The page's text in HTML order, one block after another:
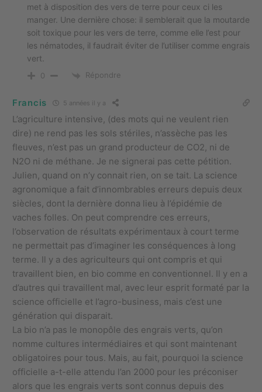
met à disposition des vers de terre pour ceux ci les
manger. Une dernière chose: il semblerait que la moutarde
soit toxique pour les vers de terre, comme elle l’est pour
les nématodes, il faudrait éviter de l’utiliser comme engrais
vert.
0 Répondre
Francis 5 années il y a
L’agriculture intensive, (des mots qui ne veulent rien
dire) ne rend pas les sols stériles, n’assèche pas les
fleuves, n’est pas un grand producteur de CO2, ni de
N2O ni de méthane. Je ne signerai pas cette pétition.
Julien, quand on n’y connait rien, on se tait. La science
agronomique a fait d’innombrables erreurs depuis deux
siècles, dont la dernière donna lieu à l’épidémie de
vaches folles. On peut comprendre ces erreurs,
l’observation de résultats expérimentaux à court terme
ne permettait pas d’imaginer les conséquences à long
terme. Il y a des agriculteurs qui ont compris et qui
travaillent bien, en bio comme en conventionnel. Il y en a
d’autres qui travaillent mal, avec leur esprit formaté par la
science officielle et l’agro-business, mais c’est une
génération qui disparait.
La bio n’a pas le monopôle des engrais verts, qu’on
nomme cultures intermédiaires et qui sont maintenant
obligatoires pour tous. Mais, au fait, pourquoi la science
officielle a-t-elle attendu l’an 2000 pour les préconiser
alors que les engrais verts sont connus depuis des